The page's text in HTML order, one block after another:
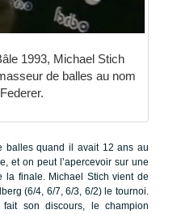
1993, Michael Stich
de balles au nom
balles quand il avait 12 ans au
et on peut l’apercevoir sur une
finale. Michael Stich vient de
(6/4, 6/7, 6/3, 6/2) le tournoi.
son discours, le champion